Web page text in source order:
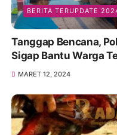
BERITA TERUPDATE
Tanggap Bencana,
Sigap Bantu Warga
MARET 12, 2024